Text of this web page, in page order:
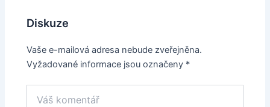
Diskuze
Vaše e-mailová adresa nebude zveřejněna.
Vyžadované informace jsou označeny *
komentář